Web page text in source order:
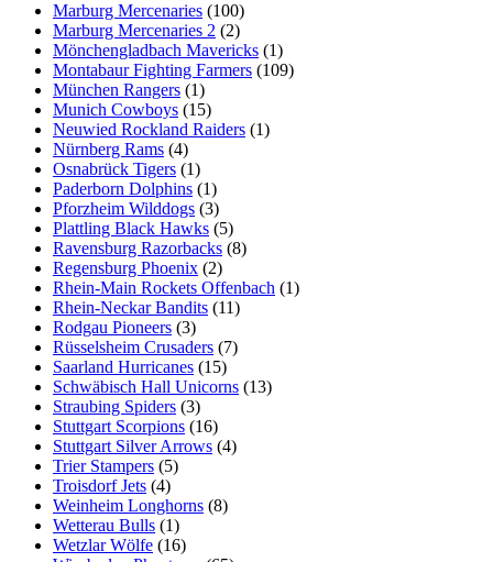
Marburg Mercenaries (100)
Marburg Mercenaries 2 (2)
Mönchengladbach Mavericks (1)
Montabaur Fighting Farmers (109)
München Rangers (1)
Munich Cowboys (15)
Neuwied Rockland Raiders (1)
Nürnberg Rams (4)
Osnabrück Tigers (1)
Paderborn Dolphins (1)
Pforzheim Wilddogs (3)
Plattling Black Hawks (5)
Ravensburg Razorbacks (8)
Regensburg Phoenix (2)
Rhein-Main Rockets Offenbach (1)
Rhein-Neckar Bandits (11)
Rodgau Pioneers (3)
Rüsselsheim Crusaders (7)
Saarland Hurricanes (15)
Schwäbisch Hall Unicorns (13)
Straubing Spiders (3)
Stuttgart Scorpions (16)
Stuttgart Silver Arrows (4)
Trier Stampers (5)
Troisdorf Jets (4)
Weinheim Longhorns (8)
Wetterau Bulls (1)
Wetzlar Wölfe (16)